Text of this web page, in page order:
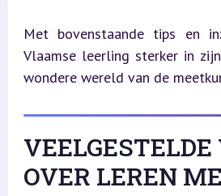
Met bovenstaande tips en
Vlaamse leerling sterker in
wondere wereld van de
OVER LEREN